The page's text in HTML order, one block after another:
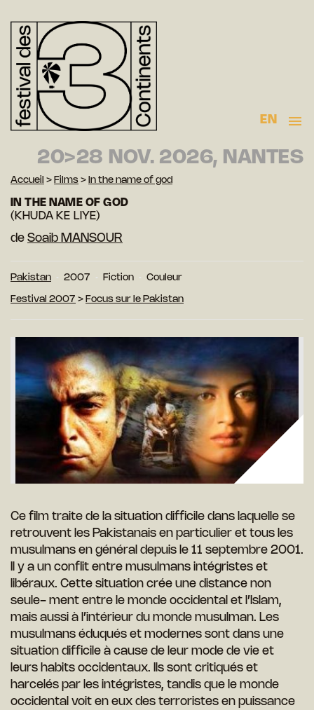
EN
20>28 NOV. 2026, NANTES
Accueil > Films > In the name of god
IN THE NAME OF GOD
(KHUDA KE LIYE)
de Soaib MANSOUR
Pakistan 2007 Fiction Couleur
Festival 2007 > Focus sur le Pakistan
Ce ﬁlm traite de la situation difﬁcile dans laquelle se
retrouvent les Pakistanais en particulier et tous les
musulmans en général depuis le 11 septembre 2001.
Il y a un conﬂit entre musulmans intégristes et
libéraux. Cette situation crée une distance non
seule- ment entre le monde occidental et l’Islam,
mais aussi à l’intérieur du monde musulman. Les
musulmans éduqués et modernes sont dans une
situation difﬁcile à cause de leur mode de vie et
leurs habits occidentaux. Ils sont critiqués et
harcelés par les intégristes, tandis que le monde
occidental voit en eux des terroristes en puissance